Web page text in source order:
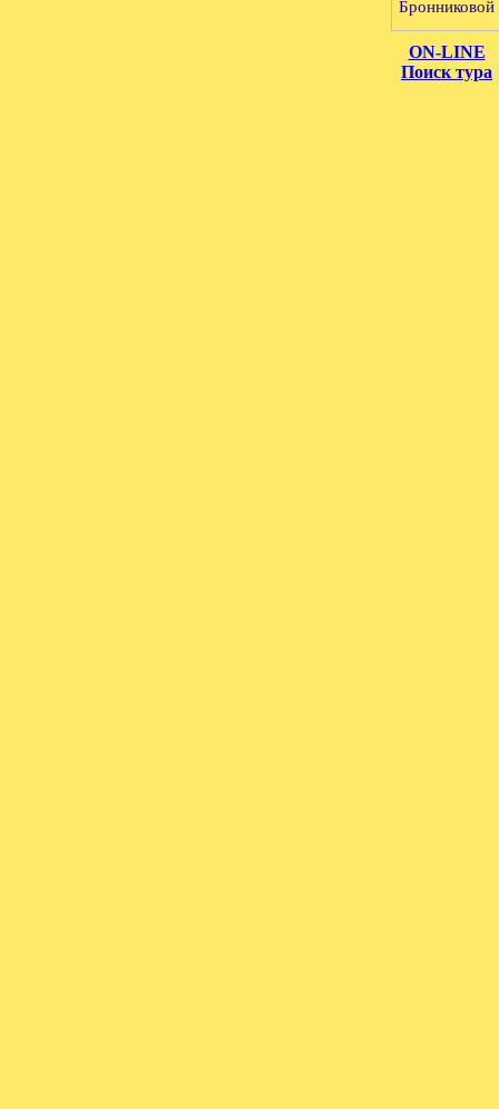
ON-LINE
Поиск тура